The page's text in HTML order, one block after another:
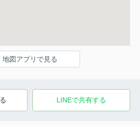
地図アプリで見る
LINEで共有する